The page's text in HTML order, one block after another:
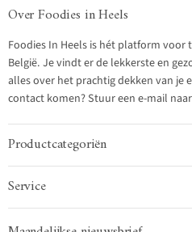
Over Foodies in Heels
Foodies In Heels is hét platform voor
België. Je vindt er de lekkerste en
alles over het prachtig dekken van je
contact komen? Stuur een e-mail
Productcategoriën
Service